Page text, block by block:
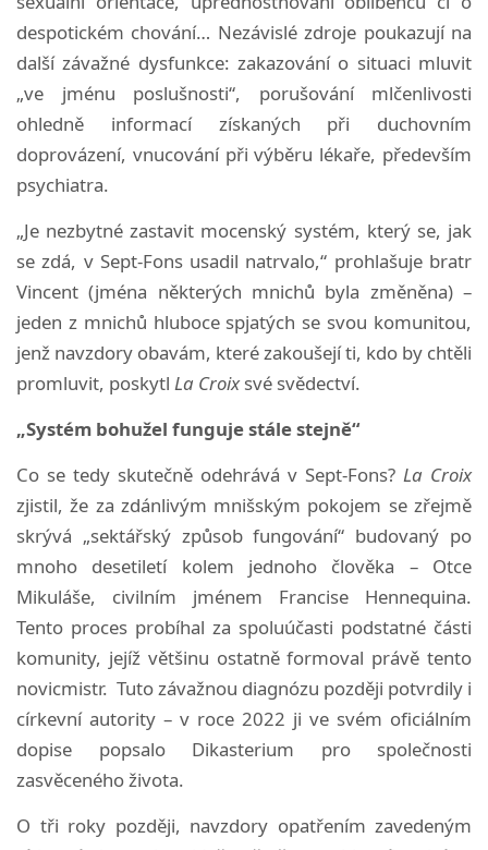
despotickém chování… Nezávislé zdroje poukazují na
další závažné dysfunkce: zakazování o situaci mluvit
„ve jménu poslušnosti“, porušování mlčenlivosti
ohledně informací získaných při duchovním
doprovázení, vnucování při výběru lékaře, především
psychiatra.
„Je nezbytné zastavit mocenský systém, který se, jak
se zdá, v Sept-Fons usadil natrvalo,“ prohlašuje bratr
Vincent (jména některých mnichů byla změněna) –
jeden z mnichů hluboce spjatých se svou komunitou,
jenž navzdory obavám, které zakoušejí ti, kdo by chtěli
promluvit, poskytl La Croixsvé svědectví.
„Systém bohužel funguje stále stejně“
Co se tedy skutečně odehrává v Sept-Fons? La Croix
zjistil, že za zdánlivým mnišským pokojem se zřejmě
skrývá „sektářský způsob fungování“ budovaný po
mnoho desetiletí kolem jednoho člověka – Otce
Mikuláše, civilním jménem Francise Hennequina.
Tento proces probíhal za spoluúčasti podstatné části
komunity, jejíž většinu ostatně formoval právě tento
novicmistr. Tuto závažnou diagnózu později potvrdily i
církevní autority – v roce 2022 ji ve svém oficiálním
dopise popsalo Dikasterium pro společnosti
zasvěceného života.
O tři roky později, navzdory opatřením zavedeným